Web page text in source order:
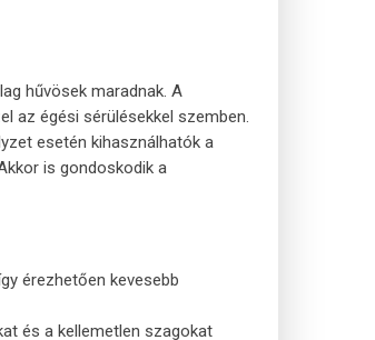
hűvösek maradnak. A
az égési sérülésekkel szemben.
esetén kihasználhatók a
is gondoskodik a
érezhetően kevesebb
és a kellemetlen szagokat